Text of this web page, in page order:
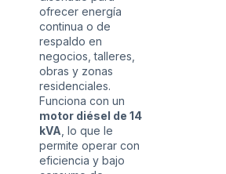
ofrecer energía
continua o de
respaldo en
negocios, talleres,
obras y zonas
residenciales.
Funciona con un
motor diésel de 14
kVA , lo que le
permite operar con
eficiencia y bajo